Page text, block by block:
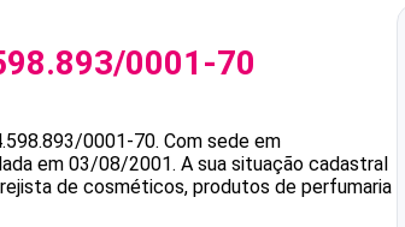
0001-70
0001-70. Com sede em
em 03/08/2001. A sua situação cadastral
de cosméticos, produtos de perfumaria